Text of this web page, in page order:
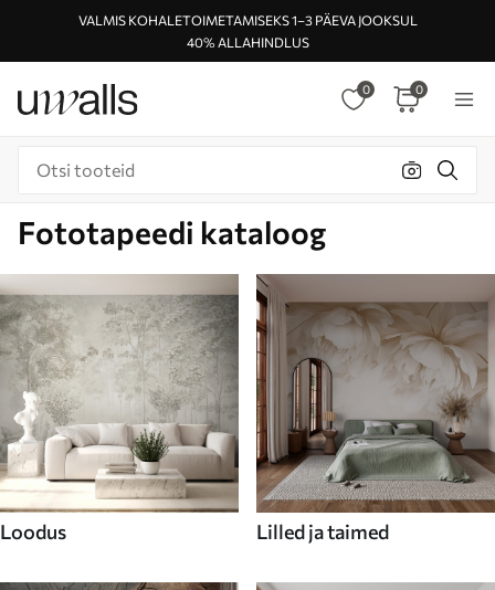
VALMIS KOHALETOIMETAMISEKS 1–3 PÄEVA JOOKSUL
40% ALLAHINDLUS
0 0
Fototapeedi kataloog
Loodus Lilled ja taimed